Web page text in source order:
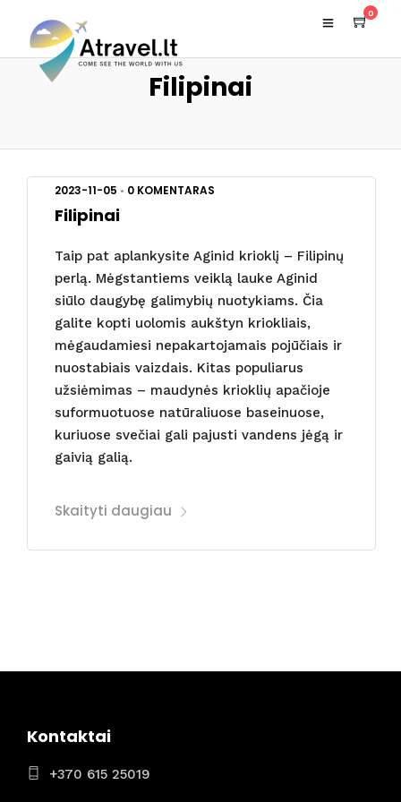
0
Filipinai
2023-11-05 • 0 KOMENTARAS
Filipinai
Taip pat aplankysite Aginid krioklį – Filipinų
perlą. Mėgstantiems veiklą lauke Aginid
siūlo daugybę galimybių nuotykiams. Čia
galite kopti uolomis aukštyn kriokliais,
mėgaudamiesi nepakartojamais pojūčiais ir
nuostabiais vaizdais. Kitas populiarus
užsiėmimas – maudynės krioklių apačioje
suformuotuose natūraliuose baseinuose,
kuriuose svečiai gali pajusti vandens jėgą ir
gaivią galią.
Skaityti daugiau
Kontaktai
+370 615 25019